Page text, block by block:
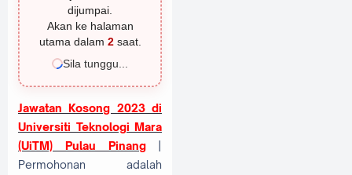
dijumpai.
Akan ke halaman
utama dalam 1saat.
Sila tunggu...
Jawatan Kosong 2023 di
Universiti Teknologi Mara
(UiTM) Pulau Pinang
Permohonan adalah